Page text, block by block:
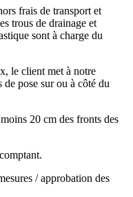
frais de transport et
trous de drainage et
sont à charge du
le client met à notre
pose sur ou à côté du
20 cm des fronts des
/ approbation des